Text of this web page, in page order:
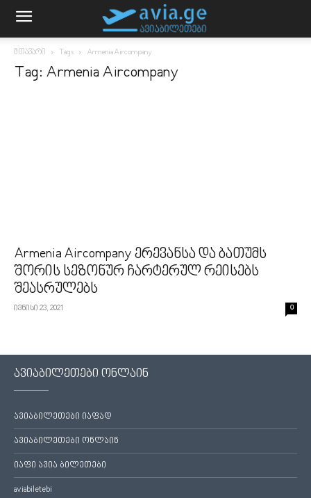
მთავარი Tags Armenia Aircompany
Tag: Armenia Aircompany
Armenia Aircompany ერევანსა და ბათუმს
შორის სეზონურ ჩარტერულ რეისებს
შეასრულებს
ივნისი 23, 2021 0
ავიაბილეთები ონლაინ
ავიაბილეთები იაფად
ავიაბილეთები ონლაინ
იაფი ავია ბილეთები
aviabiletebi